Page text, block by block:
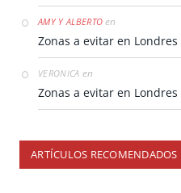
AMY Y ALBERTO en
Zonas a evitar en Londres
VERONICA en
Zonas a evitar en Londres
ARTÍCULOS RECOMENDADOS